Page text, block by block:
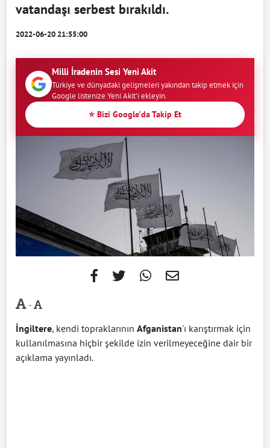
vatandaşı serbest bırakıldı.
2022-06-20 21:55:00
Milli İradenin Sesi Yeni Akit
Türkiye ve dünyadaki gelişmeleri yakından takip etmek için
Google listenize Yeni Akit'i ekleyin.
⭐ Bizi Google'da Takip Et
-
İngiltere, kendi topraklarının Afganistan'ı karıştırmak için
kullanılmasına hiçbir şekilde izin verilmeyeceğine dair bir
açıklama yayınladı.